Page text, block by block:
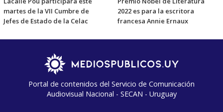
martes de la VII Cumbre de
Jefes de Estado de la Celac
2022 es para la escritora
francesa Annie Ernaux
Portal de contenidos del Servicio de Comunicación
Audiovisual Nacional - SECAN - Uruguay